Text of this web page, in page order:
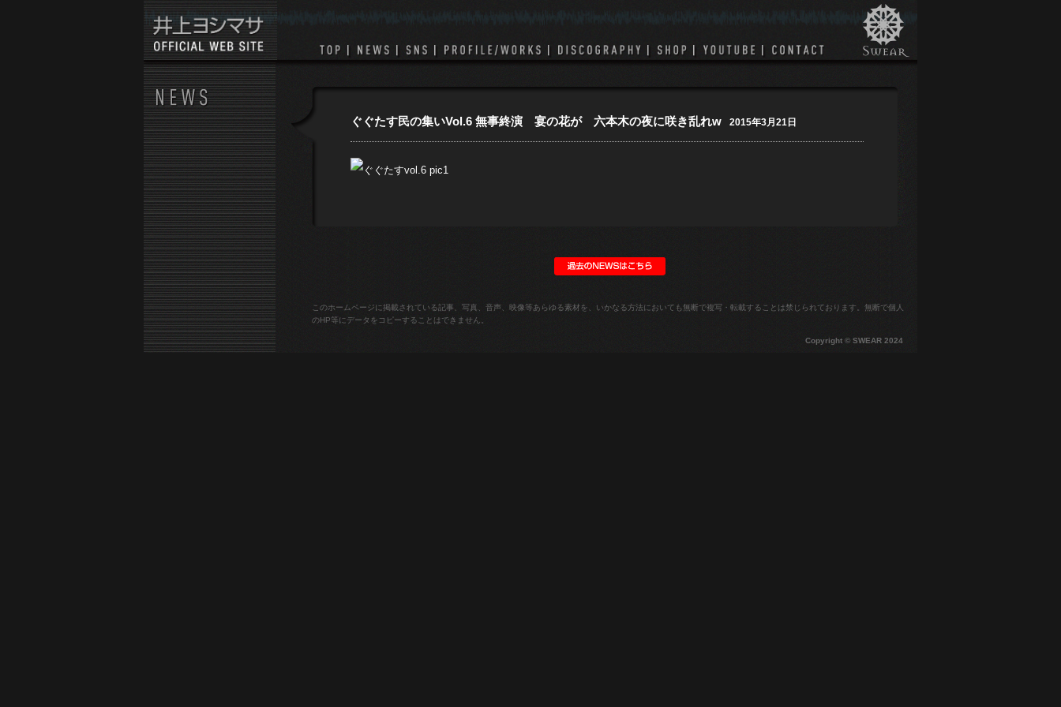
ぐぐたす民の集いVol.6 無事終演 宴の花が 六本木の夜に咲き乱れw 2015年3月21日
Copyright © SWEAR 2024
このホームページに掲載されている記事、写真、音声、映像等あらゆる素材を、いかなる方法においても無断で複写・転載することは禁じられております。無断で個人
のHP等にデータをコピーすることはできません。